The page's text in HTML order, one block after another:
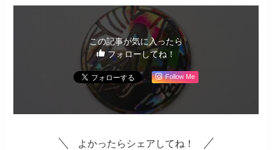
この記事が気に入ったら
フォローしてね！
Follow Me
よかったらシェアしてね！